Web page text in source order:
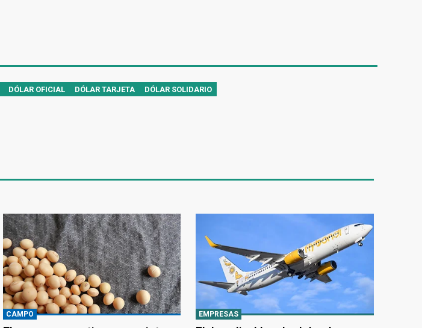
DÓLAR OFICIAL DÓLAR TARJETA DÓLAR SOLIDARIO
CAMPO EMPRESAS